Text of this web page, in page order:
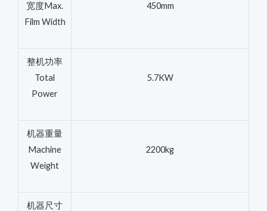
宽度Max.
Film Width
450mm
整机功率
Total
Power
5.7KW
机器重量
Machine
Weight
2200kg
机器尺寸